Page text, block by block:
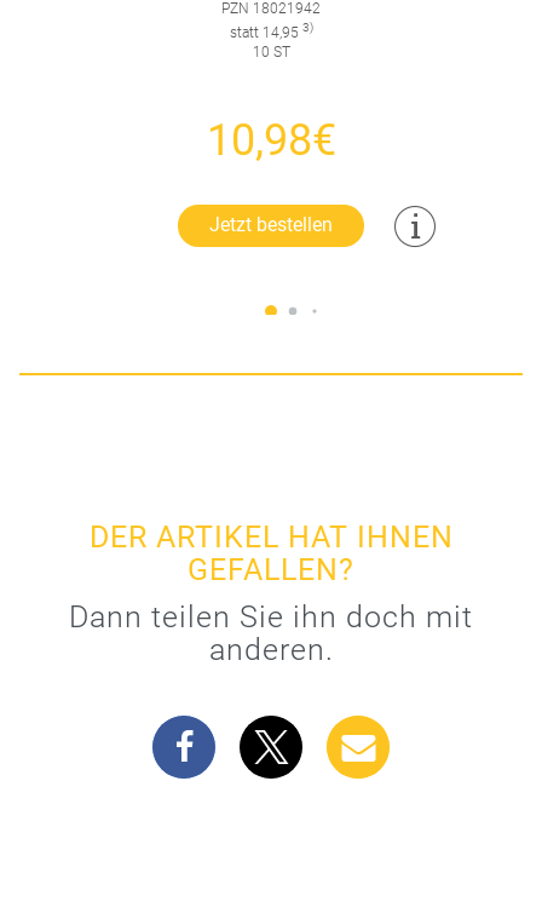
PZN 18021942
statt 14,95 3)
10 ST
10,98€
Jetzt bestellen
DER ARTIKEL HAT IHNEN
GEFALLEN?
Dann teilen Sie ihn doch mit
anderen.